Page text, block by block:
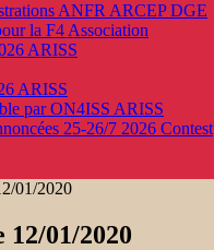
ANFR ARCEP DGE
la F4 Association
ARISS
ARISS
par ON4ISS ARISS
25-26/7 2026 Contest
01/2020
01/2020